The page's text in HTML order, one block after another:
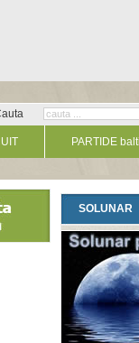
PARTIDE
SOLUNAR